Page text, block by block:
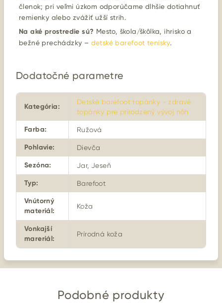
členok; pri veľmi úzkom odporúčame dlhšie dotiahnuť
remienky alebo zvážiť užší strih.
Na aké prostredie sú? Mesto, škola/škôlka, ihrisko a
bežné prechádzky – detské barefoot tenisky.
Dodatočné parametre
Kategória:
Detské barefoot topánky - zdravé
topánky pre prirodzený vývoj nôh
Farba: Ružová
Pohlavie: Dievča
Sezóna: Jar, Jeseň
Typ: Barefoot
Vnútorný
materiál:
Koža
Vonkajší
mareriál:
Prírodná koža
Podobné produkty